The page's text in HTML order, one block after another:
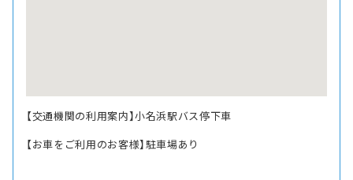
【交通機関の利用案内】小名浜駅バス停下車
【お車をご利用のお客様】駐車場あり